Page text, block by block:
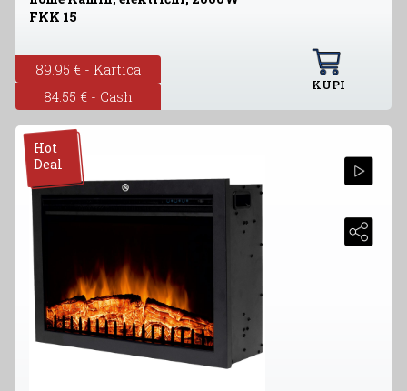
FKK 15
89.95 € - Kartica
84.55 € - Cash
KUPI
Hot
Deal